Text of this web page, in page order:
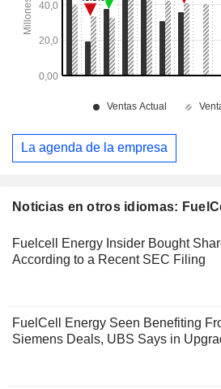
Noticias en otros idiomas:
Fuelcell Energy Insider Bought
According to a Recent SEC Filing
FuelCell Energy Seen Benefiting
Siemens Deals, UBS Says in
La agenda de la empresa